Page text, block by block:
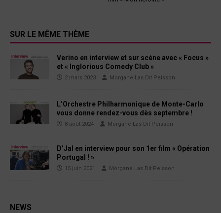
SUR LE MÊME THÈME
Verino en interview et sur scène avec « Focus »
et « Inglorious Comedy Club »
2 mars 2023 Morgane Las Dit Peisson
L’Orchestre Philharmonique de Monte-Carlo
vous donne rendez-vous dès septembre !
8 août 2024 Morgane Las Dit Peisson
D’Jal en interview pour son 1er film « Opération
Portugal ! »
15 juin 2021 Morgane Las Dit Peisson
NEWS